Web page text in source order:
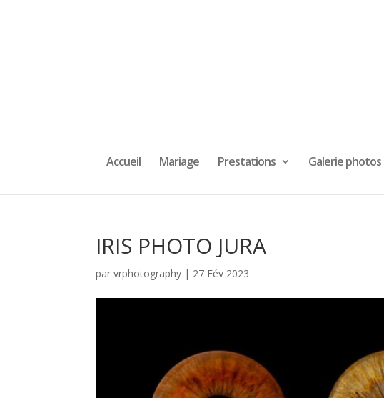
Accueil Mariage Prestations Galerie photos
IRIS PHOTO JURA
parvrphotography | 27 Fév 2023